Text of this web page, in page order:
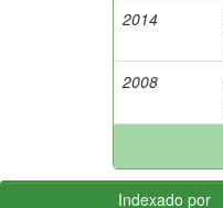
2014
2008
Indexado por